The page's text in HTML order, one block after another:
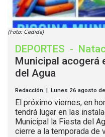
(Foto: Cedida)
DEPORTES -
Municipal acogerá
del Agua
Redacción | Lunes 26 agosto
El próximo viernes, en
tendrá lugar en las
Municipal la Fiesta del
cierre a la temporada de